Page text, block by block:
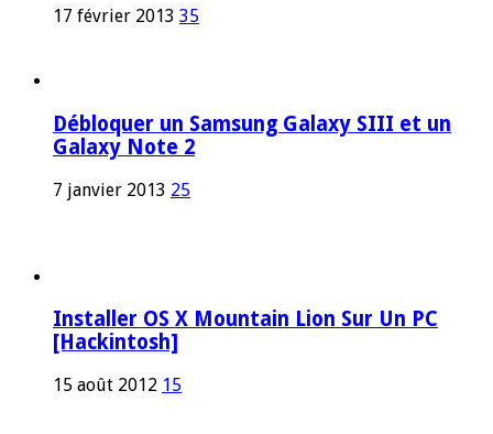
17 février 2013 35
Débloquer un Samsung Galaxy SIII et un
Galaxy Note 2
7 janvier 2013 25
Installer OS X Mountain Lion Sur Un PC
[Hackintosh]
15 août 2012 15